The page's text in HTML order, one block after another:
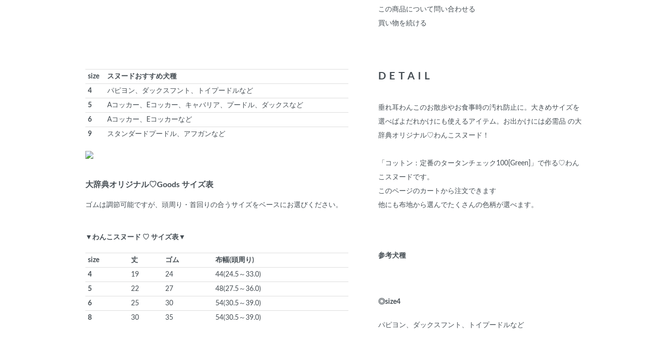
この商品について問い合わせる
買い物を続ける
DETAIL
垂れ耳わんこのお散歩やお食事時の汚れ防止に。大きめサイズを
選べばよだれかけにも使えるアイテム。お出かけには必需品 の大
辞典オリジナル♡わんこスヌード！
「コットン：定番のタータンチェック100[Green]」で作る♡わん
こスヌードです。
このページのカートから注文できます
他にも布地から選んでたくさんの色柄が選べます。
参考犬種
◎size4
パピヨン、ダックスフント、トイプードルなど
size スヌードおすすめ犬種
4 パピヨン、ダックスフント、トイプードルなど
5 Aコッカー、Eコッカー、キャバリア、プードル、ダックスなど
6 Aコッカー、Eコッカーなど
9 スタンダードプードル、アフガンなど
大辞典オリジナル♡Goods サイズ表
ゴムは調節可能ですが、頭周り・首回りの合うサイズをベースにお選びください。
▼わんこスヌード ♡ サイズ表▼
size 丈 ゴム 布幅(頭周り)
4 19 24 44(24.5～33.0)
5 22 27 48(27.5～36.0)
6 25 30 54(30.5～39.0)
8 30 35 54(30.5～39.0)